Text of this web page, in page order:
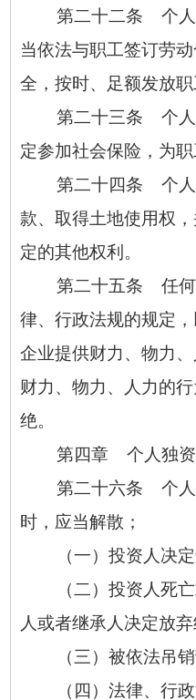
第二十二条 个人
当依法与职工签订劳
全，按时、足额发放职
第二十三条 个人
定参加社会保险，为职
第二十四条 个人
款、取得土地使用权
定的其他权利。
第二十五条 任何
律、行政法规的规定
企业提供财力、物力
财力、物力、人力的
绝。
第四章 个人独资
第二十六条 个人
时，应当解散；
（一）投资人决定
（二）投资人死亡
人或者继承人决定放弃
（三）被依法吊销
（四）法律、行政